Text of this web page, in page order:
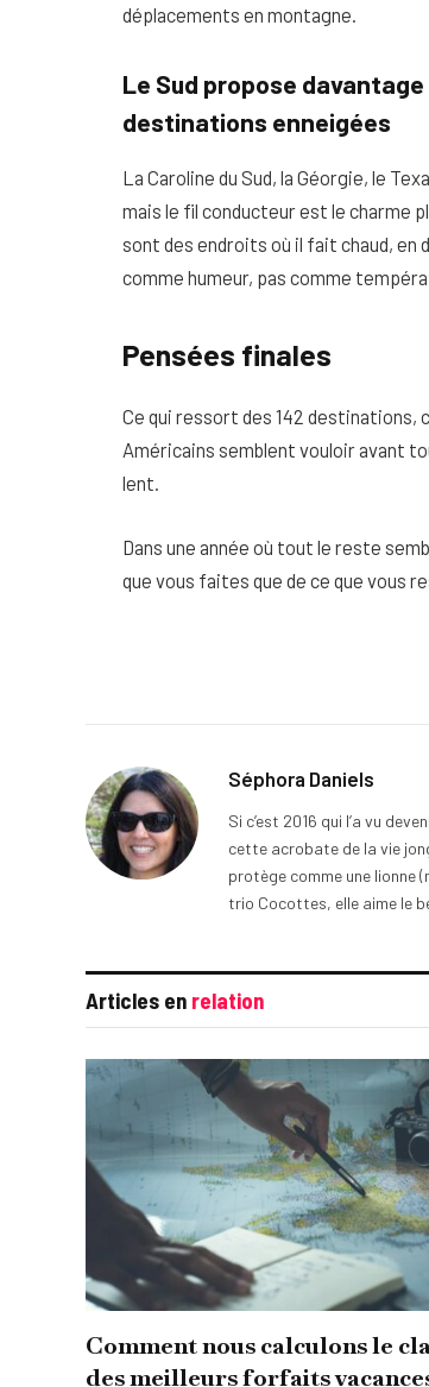
déplacements en montagne.
Le Sud propose
destinations enneigées
La Caroline du Sud, la Géorgie, le
mais le fil conducteur est le charme
sont des endroits où il fait chaud, en
comme humeur, pas comme
Pensées finales
Ce qui ressort des 142 destinations,
Américains semblent vouloir avant
lent.
Dans une année où tout le reste
que vous faites que de ce que vous
Séphora Daniels
Si c’est 2016 qui l’a vu
cette acrobate de la vie
protège comme une lionne
trio Cocottes, elle aime le
Articles en relation
Comment nous calculons le
des meilleurs forfaits